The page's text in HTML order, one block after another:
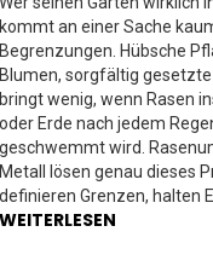
kommt an einer Sache
Begrenzungen. Hübsche
Blumen, sorgfältig
bringt wenig, wenn Rasen
oder Erde nach jedem
geschwemmt wird.
Metall lösen genau dieses
definieren Grenzen, halten
WEITERLESEN